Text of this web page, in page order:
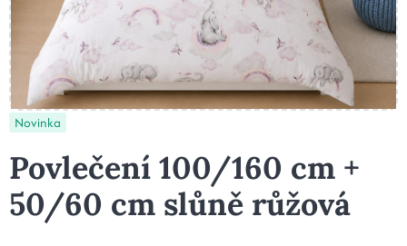
Novinka
Povlečení 100/160 cm +
50/60 cm slůně růžová